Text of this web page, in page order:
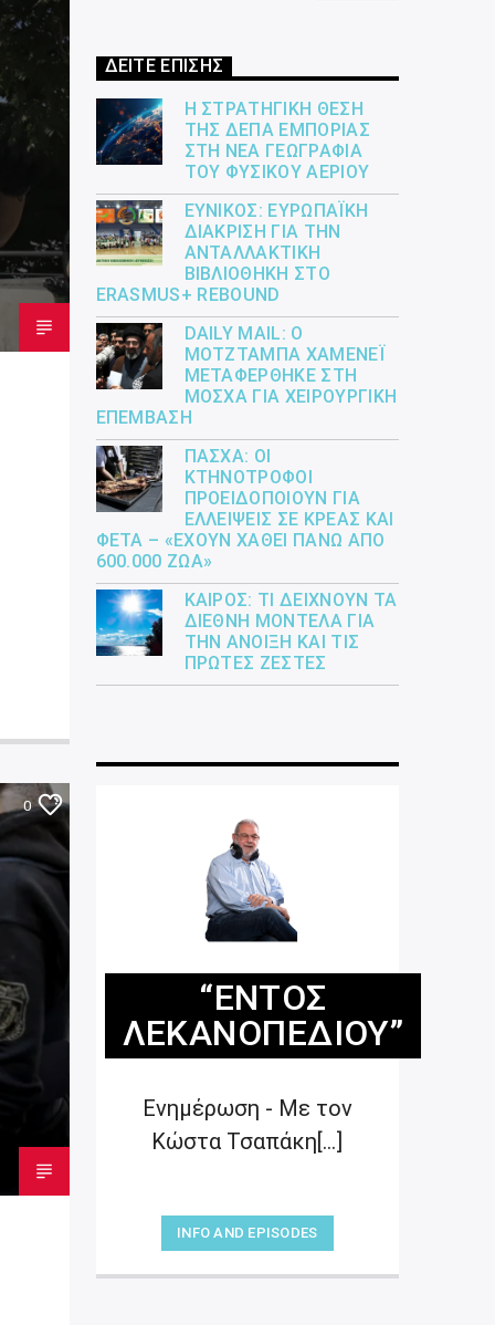
0
ΔΕΙΤΕ ΕΠΙΣΗΣ
Η ΣΤΡΑΤΗΓΙΚΉ ΘΈΣΗ
ΤΗΣ ΔΕΠΑ ΕΜΠΟΡΊΑΣ
ΣΤΗ ΝΈΑ ΓΕΩΓΡΑΦΊΑ
ΤΟΥ ΦΥΣΙΚΟΎ ΑΕΡΊΟΥ
ΕΎΝΙΚΟΣ: ΕΥΡΩΠΑΪΚΉ
ΔΙΆΚΡΙΣΗ ΓΙΑ ΤΗΝ
ΑΝΤΑΛΛΑΚΤΙΚΉ
ΒΙΒΛΙΟΘΉΚΗ ΣΤΟ
ERASMUS+ REBOUND
DAILY MAIL: Ο
ΜΟΤΖΤΆΜΠΑ ΧΑΜΕΝΕΪ́
ΜΕΤΑΦΈΡΘΗΚΕ ΣΤΗ
ΜΌΣΧΑ ΓΙΑ ΧΕΙΡΟΥΡΓΙΚΉ
ΕΠΈΜΒΑΣΗ
ΠΆΣΧΑ: ΟΙ
ΚΤΗΝΟΤΡΌΦΟΙ
ΠΡΟΕΙΔΟΠΟΙΟΎΝ ΓΙΑ
ΕΛΛΕΊΨΕΙΣ ΣΕ ΚΡΈΑΣ ΚΑΙ
ΦΈΤΑ – «ΈΧΟΥΝ ΧΑΘΕΊ ΠΆΝΩ ΑΠΌ
600.000 ΖΏΑ»
ΚΑΙΡΌΣ: ΤΙ ΔΕΊΧΝΟΥΝ ΤΑ
ΔΙΕΘΝΉ ΜΟΝΤΈΛΑ ΓΙΑ
ΤΗΝ ΆΝΟΙΞΗ ΚΑΙ ΤΙΣ
ΠΡΏΤΕΣ ΖΈΣΤΕΣ
“ΕΝΤΌΣ
ΛΕΚΑΝΟΠΕΔΊΟΥ”
Ενημέρωση - Με τον
Κώστα Τσαπάκη[...]
INFO AND EPISODES